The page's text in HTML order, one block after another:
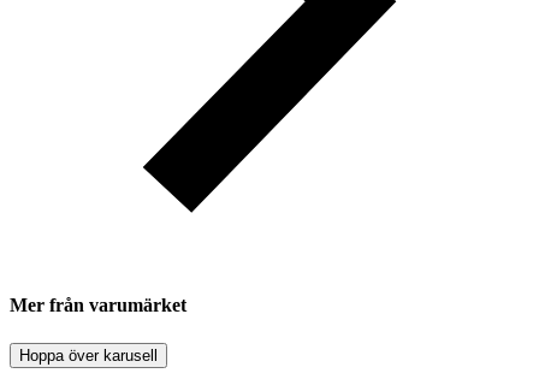
Mer från varumärket
Hoppa över karusell